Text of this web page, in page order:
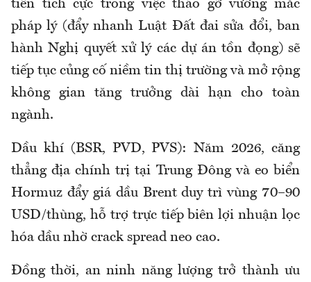
tiến tích cực trong việc tháo gỡ vướng mắc
pháp lý (đẩy nhanh Luật Đất đai sửa đổi, ban
hành Nghị quyết xử lý các dự án tồn đọng) sẽ
tiếp tục củng cố niềm tin thị trường và mở rộng
không gian tăng trưởng dài hạn cho toàn
ngành.
Dầu khí (BSR, PVD, PVS): Năm 2026, căng
thẳng địa chính trị tại Trung Đông và eo biển
Hormuz đẩy giá dầu Brent duy trì vùng 70–90
USD/thùng, hỗ trợ trực tiếp biên lợi nhuận lọc
hóa dầu nhờ crack spread neo cao.
Đồng thời, an ninh năng lượng trở thành ưu